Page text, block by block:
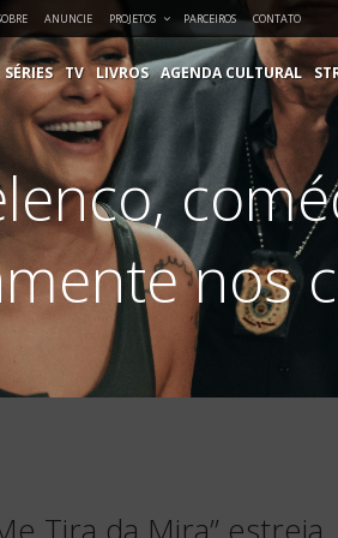
ANUNCIE PROJETOS PARCEIROS CONTATO
SÉRIES TV LIVROS AGENDA CULTURAL
nos
Tira da Mira” estreia